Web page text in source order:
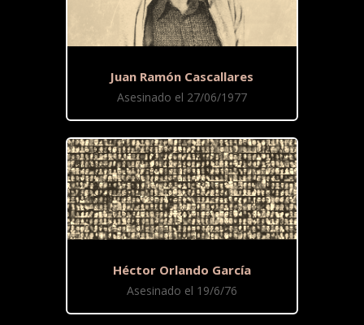
Juan Ramón Cascallares
Asesinado el 27/06/1977
Héctor Orlando García
Asesinado el 19/6/76